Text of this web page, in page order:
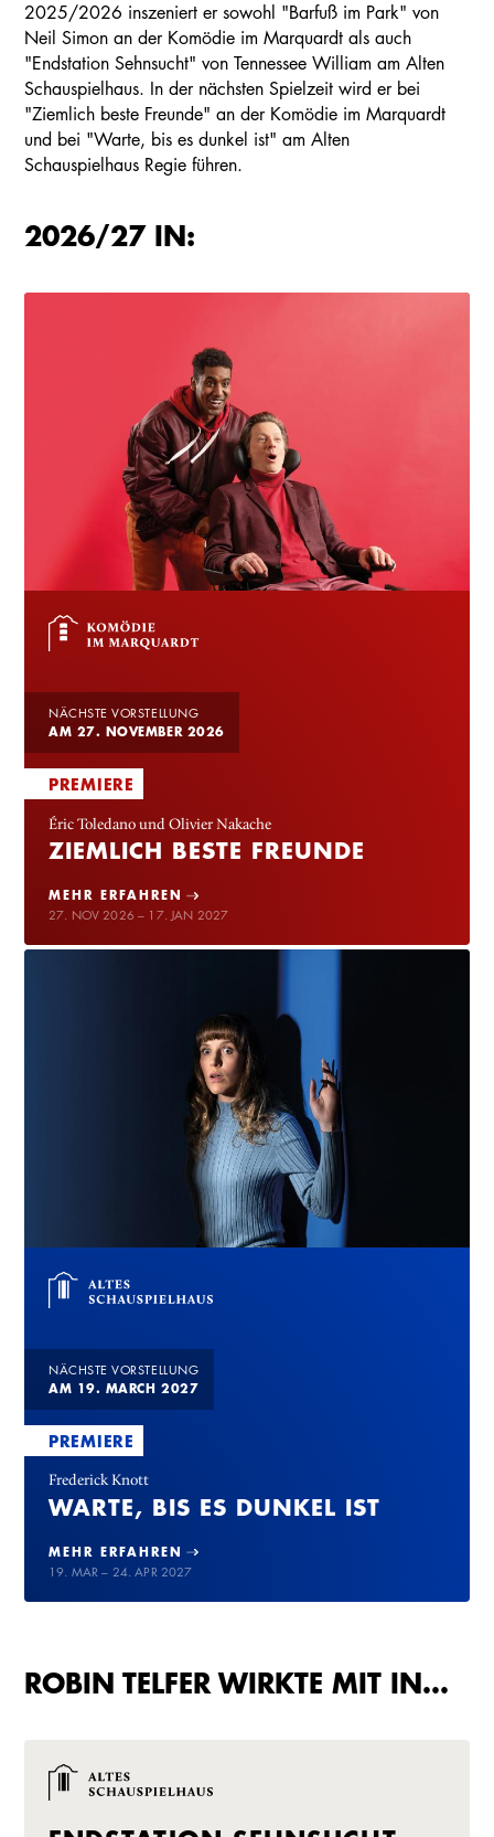
2025/2026 inszeniert er sowohl "Barfuß im Park" von
Neil Simon an der Komödie im Marquardt als auch
"Endstation Sehnsucht" von Tennessee William am Alten
Schauspielhaus. In der nächsten Spielzeit wird er bei
"Ziemlich beste Freunde" an der Komödie im Marquardt
und bei "Warte, bis es dunkel ist" am Alten
Schauspielhaus Regie führen.
2026/27 IN:
NÄCHSTE VORSTELLUNG
AM 27. NOVEMBER 2026
PREMIERE
Éric Toledano und Olivier Nakache
ZIEMLICH BESTE FREUNDE
MEHR ERFAHREN
27. NOV 2026 – 17. JAN 2027
NÄCHSTE VORSTELLUNG
AM 19. MARCH 2027
PREMIERE
Frederick Knott
WARTE, BIS ES DUNKEL IST
MEHR ERFAHREN
19. MAR – 24. APR 2027
ROBIN TELFER WIRKTE MIT IN…